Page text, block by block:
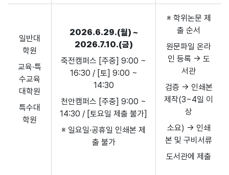
일반대
학원
교육·특
수교육
대학원
특수대
학원
2026.6.29.(월) ~
2026.7.10.(금)
죽전캠퍼스 [주중] 9:00 ~
16:30 / [토] 9:00 ~
14:30
천안캠퍼스 [주중] 9:00 ~
14:30 / [토요일 제출 불가]
※ 일요일·공휴일 인쇄본 제
출 불가
※ 학위논문 제
출 순서
원문파일 온라
인 등록 → 도
서관
검증 → 인쇄본
제작(3~4일 이
상
소요) → 인쇄
본 및 구비서류
도서관에 제출